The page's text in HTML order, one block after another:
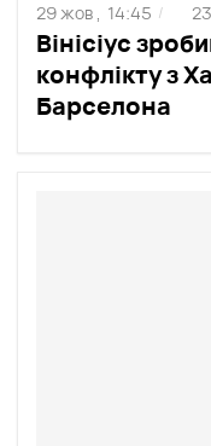
Вінісіус
конфлікту з
Барселона
29 жов , 14:45 /